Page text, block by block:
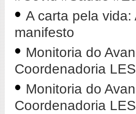
• A carta pela
manifesto
• Monitoria do
Coordenadoria
• Monitoria do
Coordenadoria